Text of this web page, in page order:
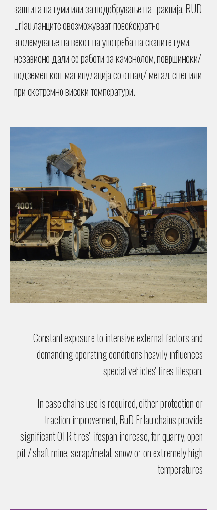
заштита на гуми или за подобрување на тракција, RUD
Erlau ланците овозможуваат повеќекратно
зголемување на векот на употреба на скапите гуми,
независно дали се работи за каменолом, површински/
подземен коп, манипулација со отпад/ метал, снег или
при екстремно високи температури.
Constant exposure to intensive external factors and
demanding operating conditions heavily influences
special vehicles' tires lifespan.
In case chains use is required, either protection or
traction improvement, RuD Erlau chains provide
significant OTR tires' lifespan increase, for quarry, open
pit / shaft mine, scrap/metal, snow or on extremely high
temperatures